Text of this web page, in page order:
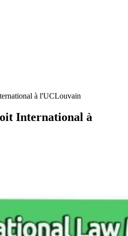
à l'UCLouvain
International à